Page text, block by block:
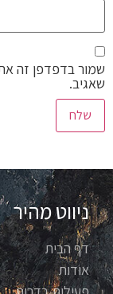
שמור בדפדפן זה
שאגיב.
ניווט מהיר
דף הבית
אודות